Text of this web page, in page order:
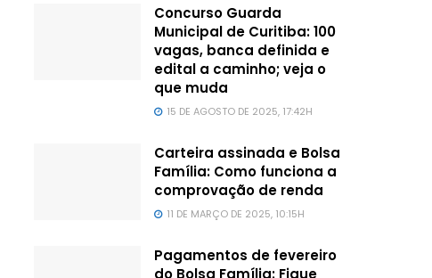
Concurso Guarda
Municipal de Curitiba: 100
vagas, banca definida e
edital a caminho; veja o
que muda
15 DE AGOSTO DE 2025, 17:42H
Carteira assinada e Bolsa
Família: Como funciona a
comprovação de renda
11 DE MARÇO DE 2025, 10:15H
Pagamentos de fevereiro
do Bolsa Família: Fique